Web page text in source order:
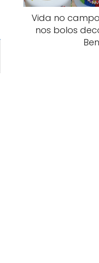
Vida no
nos bolos